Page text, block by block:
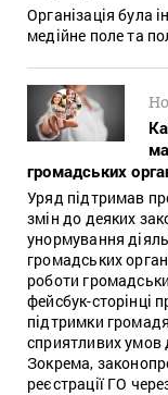
Організація була
медійне поле та
громадських
Уряд підтримав
змін до деяких
унормування
громадських
роботи
фейсбук-сторінці
підтримки
сприятливих умов
Зокрема,
реєстрації ГО